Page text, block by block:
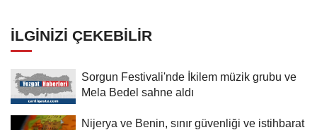
İLGINIZI ÇEKEBILIR
Sorgun Festivali'nde İkilem müzik grubu ve
Mela Bedel sahne aldı
Nijerya ve Benin, sınır güvenliği ve istihbarat